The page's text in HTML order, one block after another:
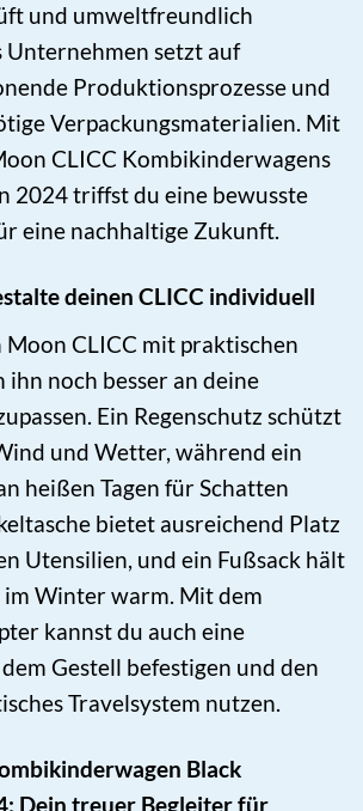
und umweltfreundlich
Unternehmen setzt auf
Produktionsprozesse und
Verpackungsmaterialien. Mit
CLICC Kombikinderwagens
2024 triffst du eine bewusste
eine nachhaltige Zukunft.
deinen CLICC individuell
Moon CLICC mit praktischen
ihn noch besser an deine
Ein Regenschutz schützt
und Wetter, während ein
heißen Tagen für Schatten
bietet ausreichend Platz
Utensilien, und ein Fußsack hält
im Winter warm. Mit dem
kannst du auch eine
Gestell befestigen und den
Travelsystem nutzen.
Black
Dein treuer Begleiter für